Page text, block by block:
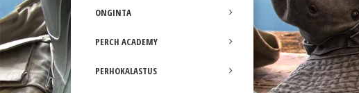
ONGINTA
PERCH ACADEMY
PERHOKALASTUS